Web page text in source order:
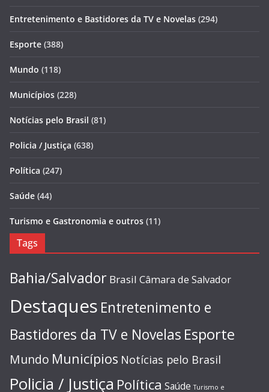
Entretenimento e Bastidores da TV e Novelas (294)
Esporte (388)
Mundo (118)
Municípios (228)
Notícias pelo Brasil (81)
Policia / Justiça (638)
Política (247)
Saúde (44)
Turismo e Gastronomia e outros (11)
Tags
Bahia/Salvador Brasil Câmara de Salvador
Destaques Entretenimento e
Bastidores da TV e Novelas Esporte
Mundo Municípios Notícias pelo Brasil
Policia / Justiça Política Saúde Turismo e